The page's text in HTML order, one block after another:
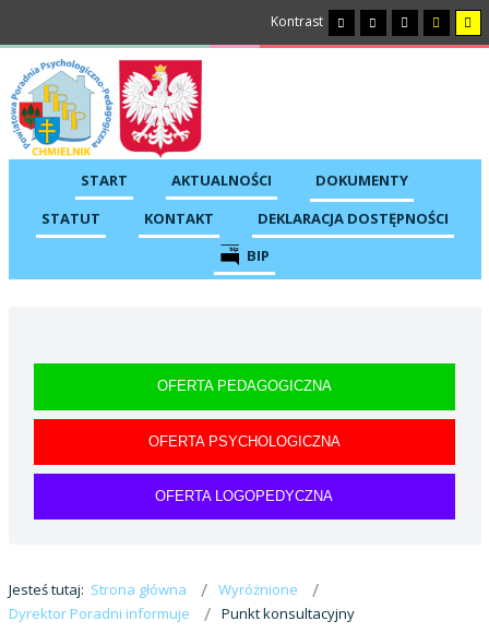
Kontrast
START AKTUALNOŚCI
DOKUMENTY
STATUT
KONTAKT
DEKLARACJA DOSTĘPNOŚCI
BIP
OFERTA PEDAGOGICZNA
OFERTA PSYCHOLOGICZNA
OFERTA LOGOPEDYCZNA
Jesteś tutaj: Strona główna
Wyróżnione
Dyrektor Poradni informuje
Punkt konsultacyjny